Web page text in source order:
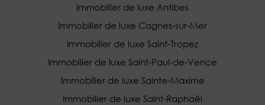
Immobilier de luxe Antibes
Immobilier de luxe Cagnes-sur-Mer
Immobilier de luxe Saint-Tropez
Immobilier de luxe Saint-Paul-de-Vence
Immobilier de luxe Sainte-Maxime
Immobilier de luxe Saint-Raphaël